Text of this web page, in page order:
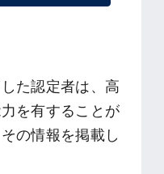
た認定者は、高
を有することが
の情報を掲載し